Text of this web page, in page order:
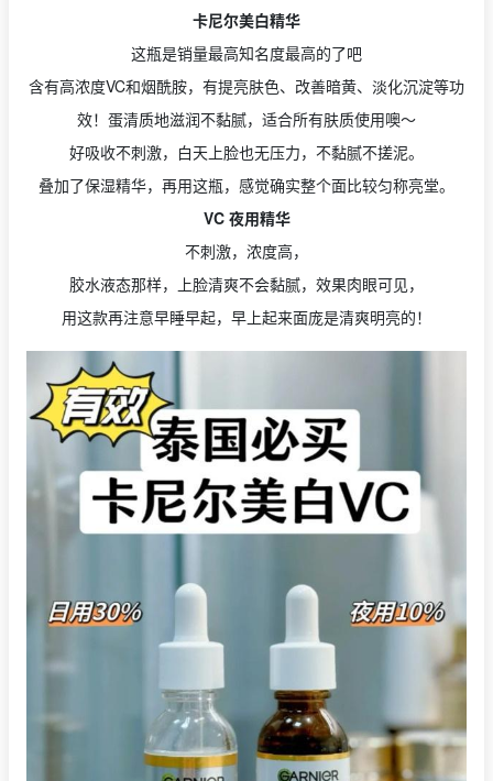
卡尼尔美白精华
这瓶是销量最高知名度最高的了吧
含有高浓度VC和烟酰胺，有提亮肤色、改善暗黄、淡化沉淀等功
效！蛋清质地滋润不黏腻，适合所有肤质使用噢～
好吸收不刺激，白天上脸也无压力，不黏腻不搓泥。
叠加了保湿精华，再用这瓶，感觉确实整个面比较匀称亮堂。
VC 夜用精华
不刺激，浓度高，
胶水液态那样，上脸清爽不会黏腻，效果肉眼可见，
用这款再注意早睡早起，早上起来面庞是清爽明亮的！